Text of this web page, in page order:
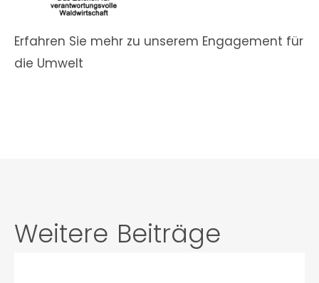
Erfahren Sie mehr zu unserem Engagement für
die Umwelt
Weitere Beiträge